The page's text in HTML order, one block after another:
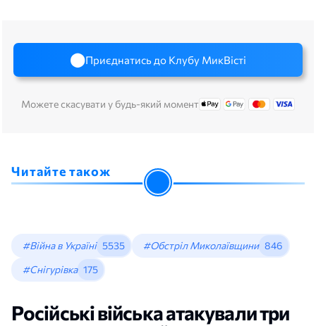
Приєднатись до Клубу МикВісті
Можете скасувати у будь-який момент
Читайте також
#Війна в Україні 5535 #Обстріл Миколаївщини 846
#Снігурівка 175
Російські війська атакували три